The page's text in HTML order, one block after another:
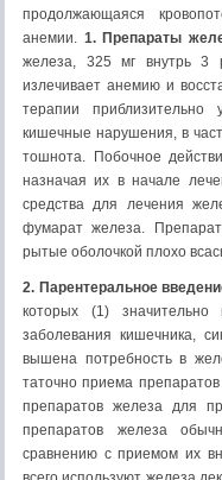
продолжающаяся
анемии. 1. Препараты
железа, 325 мг внутрь 3
излечивает анемию и
терапии
кишечные нарушения, в
тош­нота. Побочное
назначая их в начале
средства для лечения
фумарат железа.
рытые оболочкой плохо
2. Парентеральное
которых (1) значительно
заболевания кишечника,
вышена потребность в
таточно приема
препаратов железа для
препаратов железа
сравнению с приемом их